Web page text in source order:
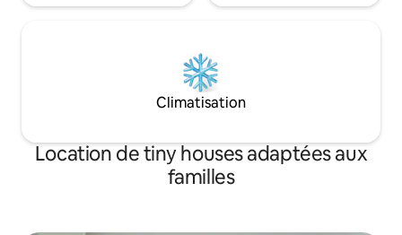
Climatisation
Location de tiny houses adaptées aux
familles